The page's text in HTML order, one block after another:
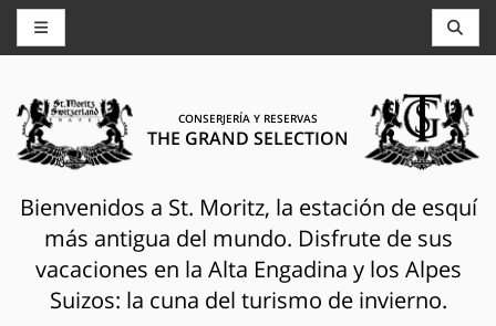
CONSERJERÍA Y RESERVAS
THE GRAND SELECTION
Bienvenidos a St. Moritz, la estación de esquí
más antigua del mundo. Disfrute de sus
vacaciones en la Alta Engadina y los Alpes
Suizos: la cuna del turismo de invierno.